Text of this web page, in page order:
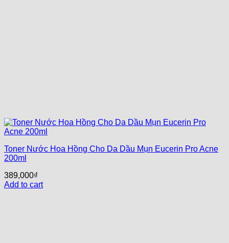
Toner Nước Hoa Hồng Cho Da Dầu Mụn Eucerin Pro Acne
200ml
389,000₫
Add to cart